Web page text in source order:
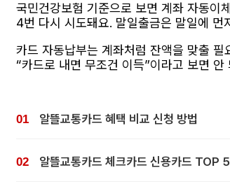
국민건강보험 기준으로 보면 계좌 자동
4번 다시 시도돼요. 말일출금은 말일에
카드 자동납부는 계좌처럼 잔액을 맞출
“카드로 내면 무조건 이득”이라고 보면 안
알뜰교통카드 혜택 비교 신청 방법
알뜰교통카드 체크카드 신용카드 TOP